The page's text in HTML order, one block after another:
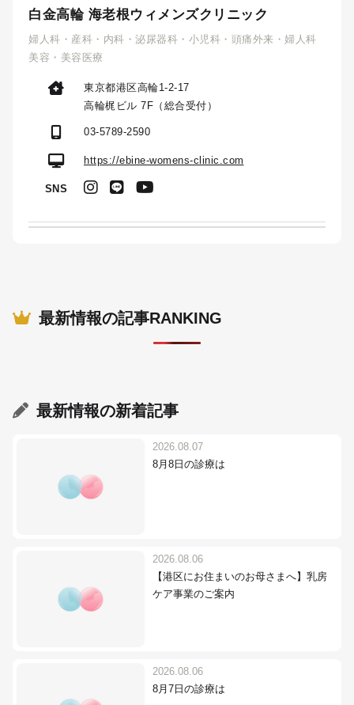
白金高輪 海老根ウィメンズクリニック
婦人科・産科・内科・泌尿器科・小児科・頭痛外来・婦人科
美容・美容医療
東京都港区高輪1-2-17
高輪梶ビル 7F（総合受付）
03-5789-2590
https://ebine-womens-clinic.com
SNS
最新情報の記事RANKING
最新情報の新着記事
2026.08.07
8月8日の診療は
2026.08.06
【港区にお住まいのお母さまへ】乳房
ケア事業のご案内
2026.08.06
8月7日の診療は